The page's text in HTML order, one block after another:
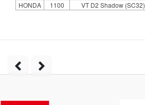
HONDA
1100 VT D2 Shadow (SC32)